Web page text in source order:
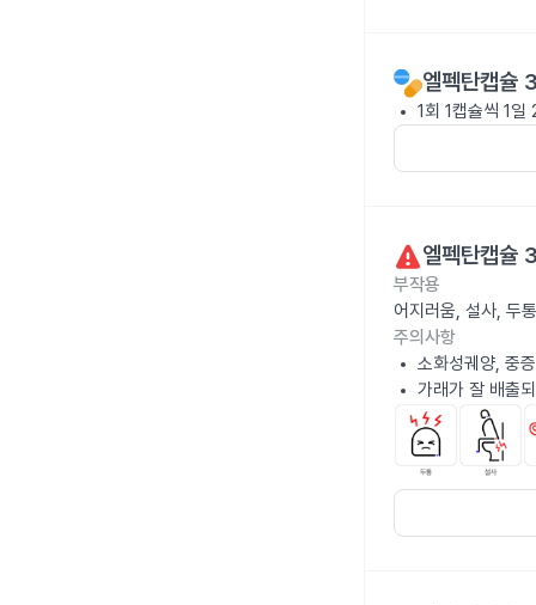
엘펙탄캡
1회 1캡슐씩 1
엘펙탄캡
부작용
어지러움, 설사, 두
주의사항
소화성궤양, 중
가래가 잘 배출